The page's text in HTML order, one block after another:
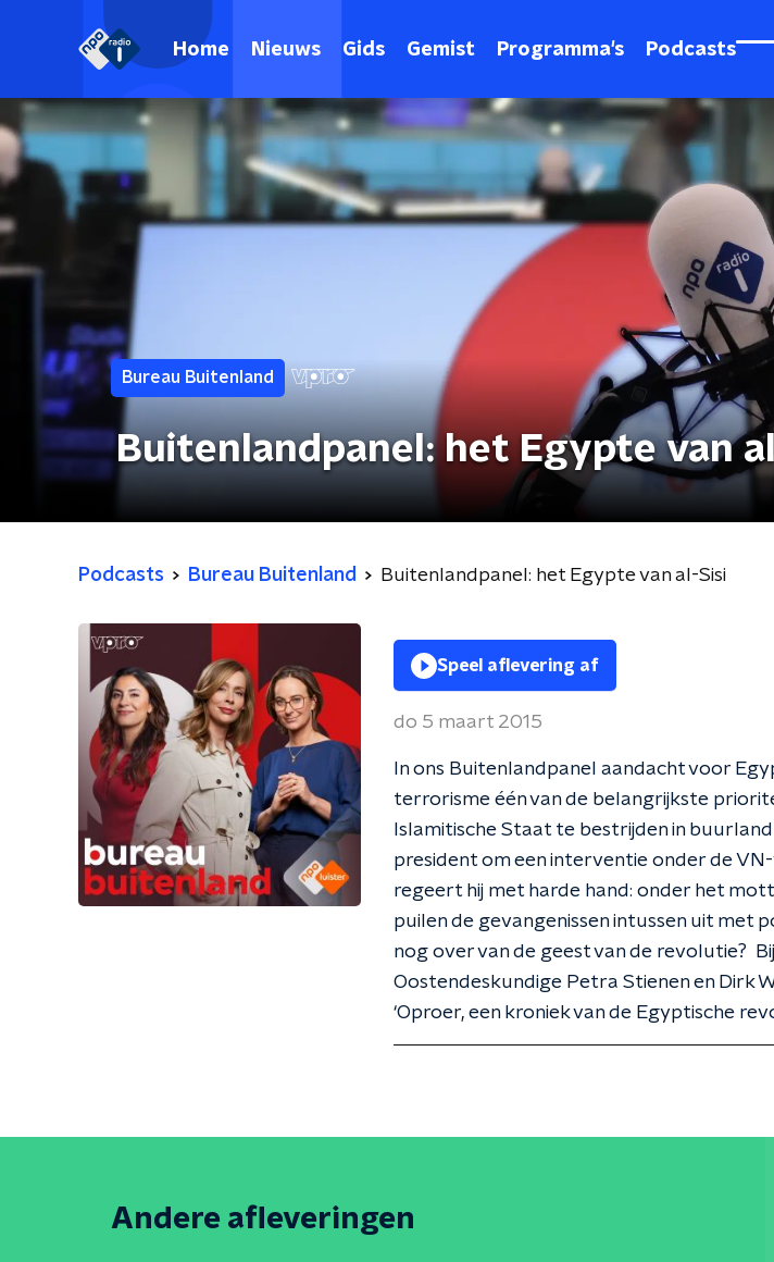
Home Nieuws Gids Gemist Programma's Podcasts
Bureau Buitenland
Buitenlandpanel: het Egypte van
Podcasts Bureau Buitenland Buitenlandpanel: het Egypte van al-Sisi
Speel aflevering af
do 5 maart 2015
In ons Buitenlandpanel aandacht voor
terrorisme één van de belangrijkste
Islamitische Staat te bestrijden in
president om een interventie onder de
regeert hij met harde hand: onder het
puilen de gevangenissen intussen uit met
nog over van de geest van de revolutie?
Oostendeskundige Petra Stienen en Dirk
‘Oproer, een kroniek van de Egyptische
Andere afleveringen